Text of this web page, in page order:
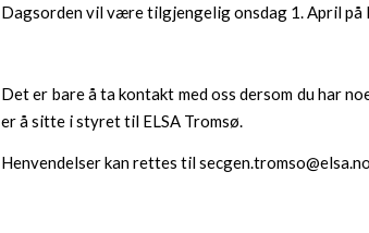
Dagsorden vil være tilgjengelig onsdag 1. April på
Det er bare å ta kontakt med oss dersom du har
er å sitte i styret til ELSA Tromsø.
Henvendelser kan rettes til